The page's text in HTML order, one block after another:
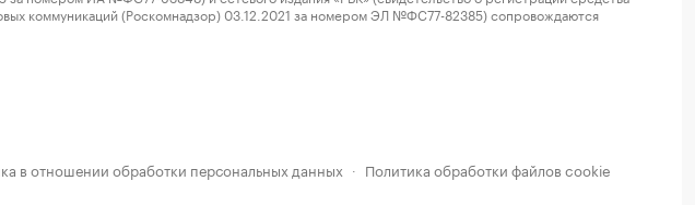
коммуникаций (Роскомнадзор) 03.12.2021 за номером ЭЛ №ФС77-82385) сопровождаются
в отношении обработки персональных данных · Политика обработки файлов cookie